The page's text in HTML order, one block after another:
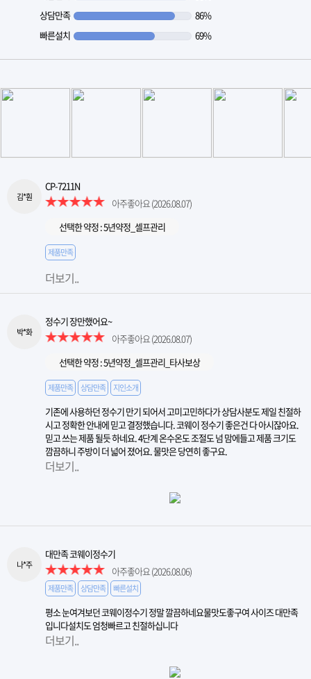
상담만족
86%
빠른설치
69%
김*훤
CP-7211N
아주좋아요 (2026.08.07)
선택한 약정 : 5년약정_셀프관리
제품만족
더보기..
박*화
정수기 장만했어요~
아주좋아요 (2026.08.07)
선택한 약정 : 5년약정_셀프관리_타사보상
제품만족 상담만족 지인소개
기존에 사용하던 정수기 만기 되어서 고미고민하다가 상담사분도 제일 친절하
시고 정확한 안내에 믿고 결정했습니다. 코웨이 정수기 좋은건 다 아시잖아요.
믿고 쓰는 제품 될듯 하네요. 4단계 온수온도 조절도 넘 맘에들고 제품 크기도
깜끔하니 주방이 더 넓어 졌어요. 물맛은 당연히 좋구요.
더보기..
나*주
대만족 코웨이정수기
아주좋아요 (2026.08.06)
제품만족 상담만족 빠른설치
평소 눈여겨보던 코웨이정수기 정말 깔끔하네요물맛도좋구여 사이즈 대만족
입니다설치도 엄청빠르고 친절하십니다
더보기..